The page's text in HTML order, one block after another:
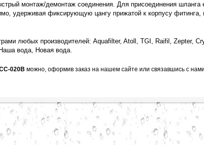
монтаж/демонтаж соединения. Для присоединения шланга
удерживая фиксирующую цангу прижатой к корпусу фитинга,
любых производителей: Aquafilter, Atoll, TGI, Raifil, Zepter,
вода, Новая вода.
020B можно, оформив заказ на нашем сайте или связавшись с